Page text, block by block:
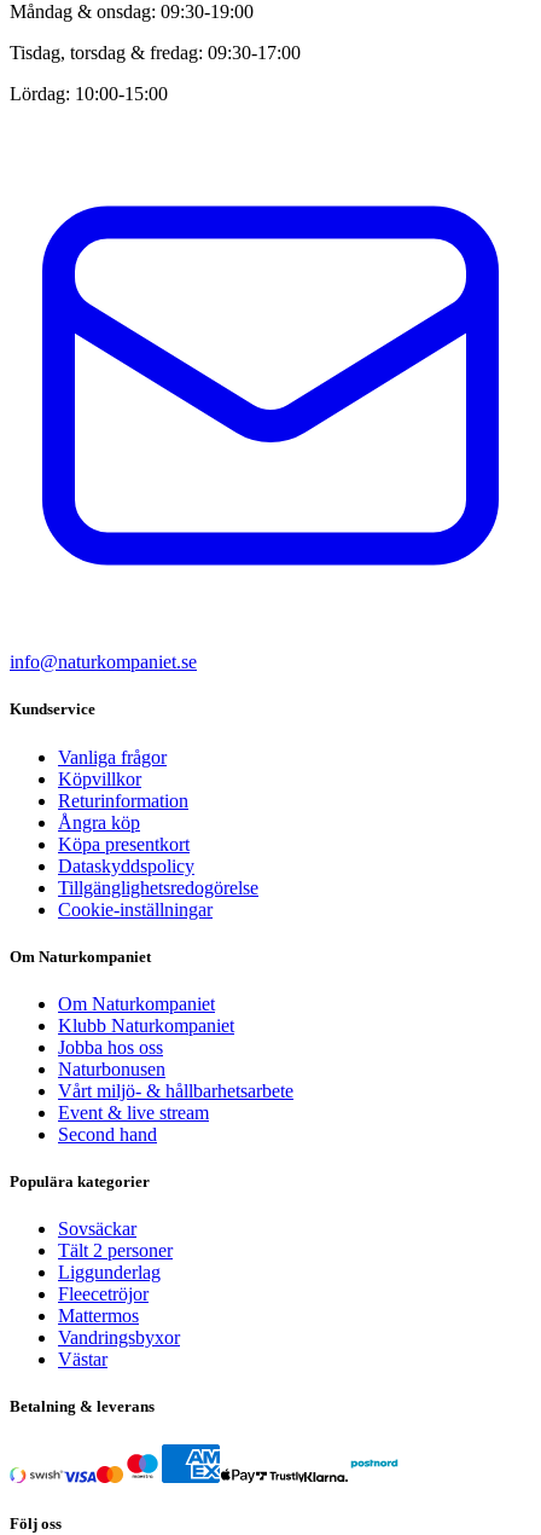
Måndag & onsdag: 09:30-19:00
Tisdag, torsdag & fredag: 09:30-17:00
Lördag: 10:00-15:00
info@naturkompaniet.se
Kundservice
Vanliga frågor
Köpvillkor
Returinformation
Ångra köp
Köpa presentkort
Dataskyddspolicy
Tillgänglighetsredogörelse
Cookie-inställningar
Om Naturkompaniet
Om Naturkompaniet
Klubb Naturkompaniet
Jobba hos oss
Naturbonusen
Vårt miljö- & hållbarhetsarbete
Event & live stream
Second hand
Populära kategorier
Sovsäckar
Tält 2 personer
Liggunderlag
Fleecetröjor
Mattermos
Vandringsbyxor
Västar
Betalning & leverans
Följ oss